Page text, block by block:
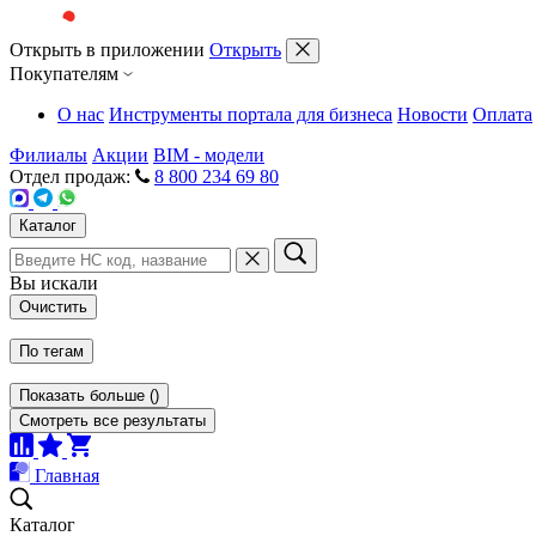
Открыть в приложении Открыть
Покупателям
О нас Инструменты портала для бизнеса Новости Оплата
Филиалы Акции BIM - модели
Отдел продаж:
8 800 234 69 80
Каталог
Вы искали
Очистить
По тегам
Показать больше ()
Смотреть все результаты
Главная
Каталог